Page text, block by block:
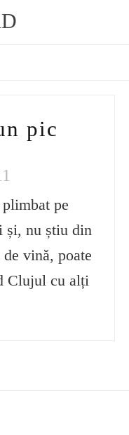
pic
plimbat pe
și, nu știu din
vină, poate
Clujul cu alți